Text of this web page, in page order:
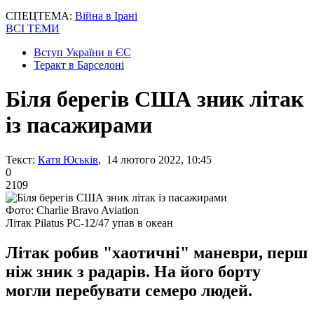
СПЕЦТЕМА: Війна в Ірані
ВСІ ТЕМИ
Вступ України в ЄС
Теракт в Барселоні
Біля берегів США зник літак
із пасажирами
Текст: Катя Юськів, 14 лютого 2022, 10:45
0
2109
Фото: Charlie Bravo Aviation
Літак Pilatus PC-12/47 упав в океан
Літак робив "хаотичні" маневри, перш
ніж зник з радарів. На його борту
могли перебувати семеро людей.